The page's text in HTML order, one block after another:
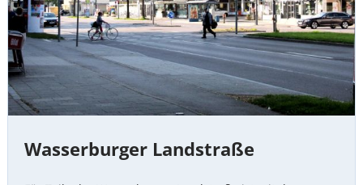
Wasserburger Landstraße